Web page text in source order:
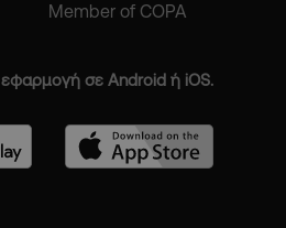
Member of COPA
σε Android ή iOS.